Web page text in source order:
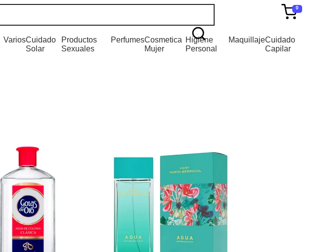
0
VariosCuidado
Solar
Productos
Sexuales
PerfumesCosmetica
Mujer
Higiene
Personal
MaquillajeCuidado
Capilar